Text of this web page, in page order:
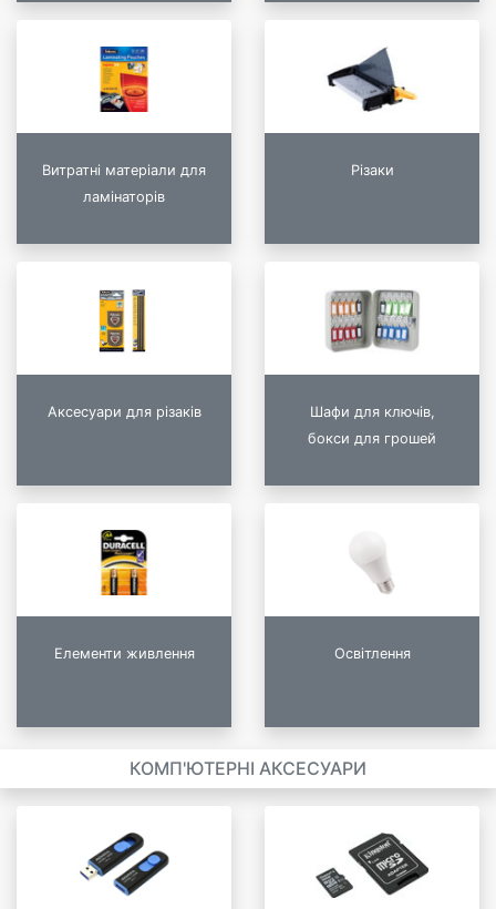
Витратні матеріали для
ламінаторів
Різаки
Аксесуари для різаків
Шафи для ключів,
бокси для грошей
Елементи живлення Освітлення
КОМП'ЮТЕРНІ АКСЕСУАРИ